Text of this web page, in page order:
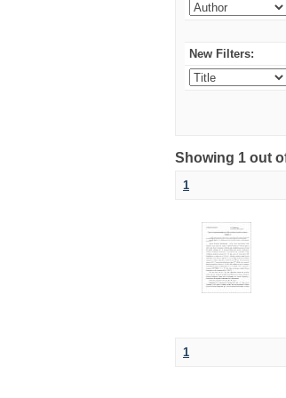
New Filters:
Showing 1 out
1
1